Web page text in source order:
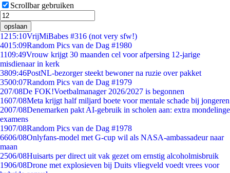
Scrollbar gebruiken
opslaan
1215:10VrijMiBabes #316 (not very sfw!)
4015:09Random Pics van de Dag #1980
1109:49Vrouw krijgt 30 maanden cel voor afpersing 12-jarige
misdienaar in kerk
3809:46PostNL-bezorger steekt bewoner na ruzie over pakket
3500:07Random Pics van de Dag #1979
207/08De FOK!Voetbalmanager 2026/2027 is begonnen
1607/08Meta krijgt half miljard boete voor mentale schade bij jongeren
2007/08Denemarken pakt AI-gebruik in scholen aan: extra mondelinge
examens
1907/08Random Pics van de Dag #1978
6606/08Onlyfans-model met G-cup wil als NASA-ambassadeur naar
maan
2506/08Huisarts per direct uit vak gezet om ernstig alcoholmisbruik
1906/08Drone met explosieven bij Duits vliegveld voedt vrees voor